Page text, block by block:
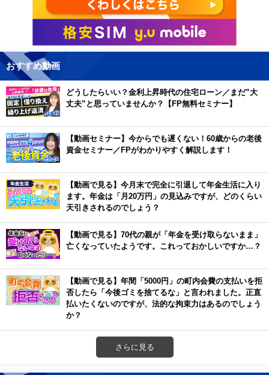
おすすめ動画
どうしたらいい？金利上昇時代の住宅ローン／まだ”大
丈夫”と思っていませんか？【FP無料セミナー】
【動画セミナー】今からでも遅くない！60歳からの老後
資金セミナー／FPがわかりやすく解説します！
【動画で見る】今月末で完全に引退して年金生活に入り
ます。年金は「月20万円」の見込みですが、どのくらい
天引きされるのでしょう？
【動画で見る】70代の親が「年金を受け取らないまま」
亡くなっていたようです。これっておかしいですか…？
【動画で見る】年間「5000円」の町内会費の支払いを拒
否したら「今後ゴミを捨てるな」と言われました。正直
払いたくないのですが、法的な拘束力はあるのでしょう
か？
さらに見る